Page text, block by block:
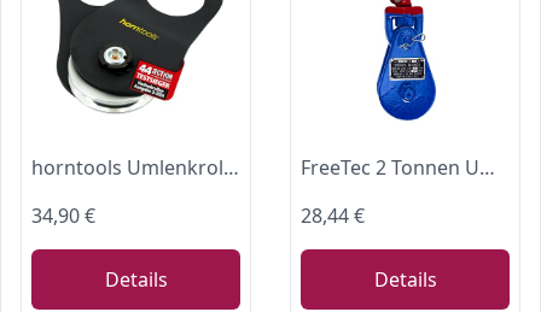
horntools Umlenkrolle für Seilwinde bis 9000 kg - Geeignet für Stahlseile & Kunststoffseile bis zu 11 mm Durchmesser - Extra Starke Bergehilfe - Offroad Getestet
34,90 €
Details
FreeTec 2 Tonnen Umlenkrolle Seilrolle Snatchblock Windenrolle mit Haken für Seilwinde
28,44 €
Details